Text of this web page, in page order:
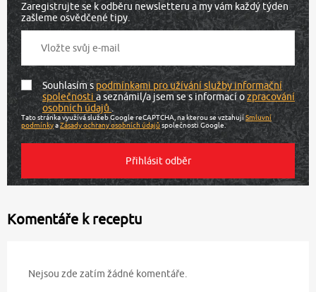
Zaregistrujte se k odběru newsletteru a my vám každý týden
zašleme osvědčené tipy.
Souhlasím spodmínkami pro užívání služby informační
společnostia seznámil/a jsem se s informací ozpracování
osobních údajů.
Tato stránka využívá služeb Google reCAPTCHA, na kterou se vztahujíSmluvní
podmínkyaZásady ochrany osobních údajůspolečnosti Google.
Komentáře k receptu
Nejsou zde zatím žádné komentáře.